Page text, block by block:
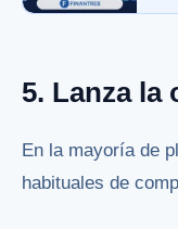
5. Lanza la
En la mayoría de
habituales de